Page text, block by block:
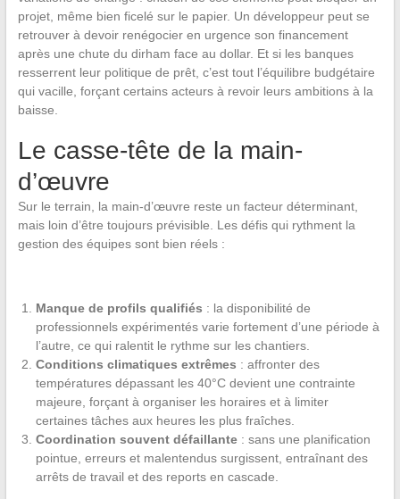
projet, même bien ficelé sur le papier. Un développeur peut se
retrouver à devoir renégocier en urgence son financement
après une chute du dirham face au dollar. Et si les banques
resserrent leur politique de prêt, c’est tout l’équilibre budgétaire
qui vacille, forçant certains acteurs à revoir leurs ambitions à la
baisse.
Le casse-tête de la main-
d’œuvre
Sur le terrain, la main-d’œuvre reste un facteur déterminant,
mais loin d’être toujours prévisible. Les défis qui rythment la
gestion des équipes sont bien réels :
Manque de profils qualifiés : la disponibilité de
professionnels expérimentés varie fortement d’une période à
l’autre, ce qui ralentit le rythme sur les chantiers.
Conditions climatiques extrêmes : affronter des
températures dépassant les 40°C devient une contrainte
majeure, forçant à organiser les horaires et à limiter
certaines tâches aux heures les plus fraîches.
Coordination souvent défaillante: sans une planification
pointue, erreurs et malentendus surgissent, entraînant des
arrêts de travail et des reports en cascade.